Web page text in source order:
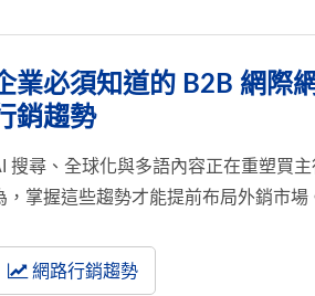
業必須知道的 B2B 網際
銷趨勢
搜尋、全球化與多語內容正在重塑買主
，掌握這些趨勢才能提前布局外銷市場
網路行銷趨勢